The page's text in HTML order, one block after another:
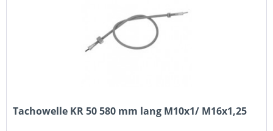
Tachowelle KR 50 580 mm lang M10x1/ M16x1,25